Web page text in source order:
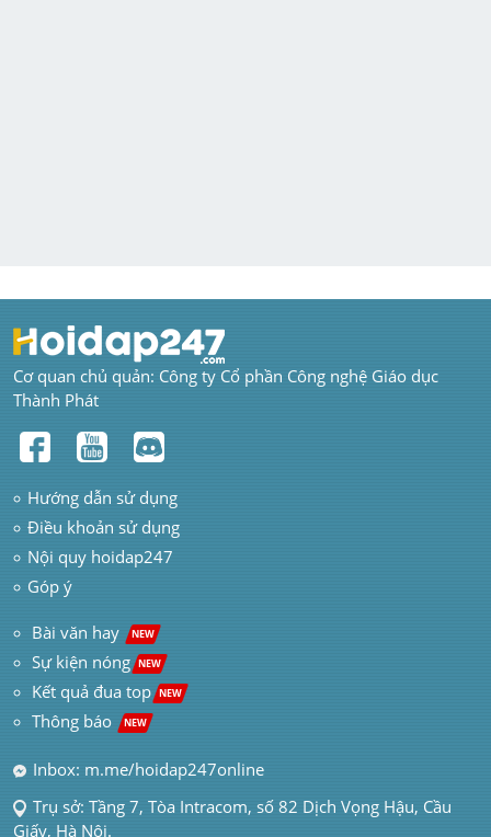
Cơ quan chủ quản: Công ty Cổ phần Công nghệ Giáo dục
Thành Phát
Hướng dẫn sử dụng
Điều khoản sử dụng
Nội quy hoidap247
Góp ý
Bài văn hay NEW
Sự kiện nóng NEW
Kết quả đua top NEW
Thông báo NEW
Inbox: m.me/hoidap247online
Trụ sở: Tầng 7, Tòa Intracom, số 82 Dịch Vọng Hậu, Cầu
Giấy, Hà Nội.